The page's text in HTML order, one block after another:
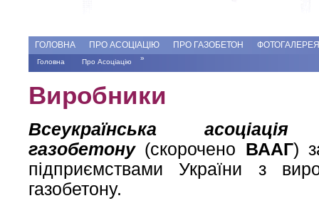
ГОЛОВНА ПРО АСОЦІАЦІЮ ПРО ГАЗОБЕТОН ФОТОГАЛЕРЕЯ
Ви є тут
Головна »
Про Асоціацію
Виробники
Всеукраїнська
газобетону(скорочено ВААГ)
підприємствами України з
газобетону.